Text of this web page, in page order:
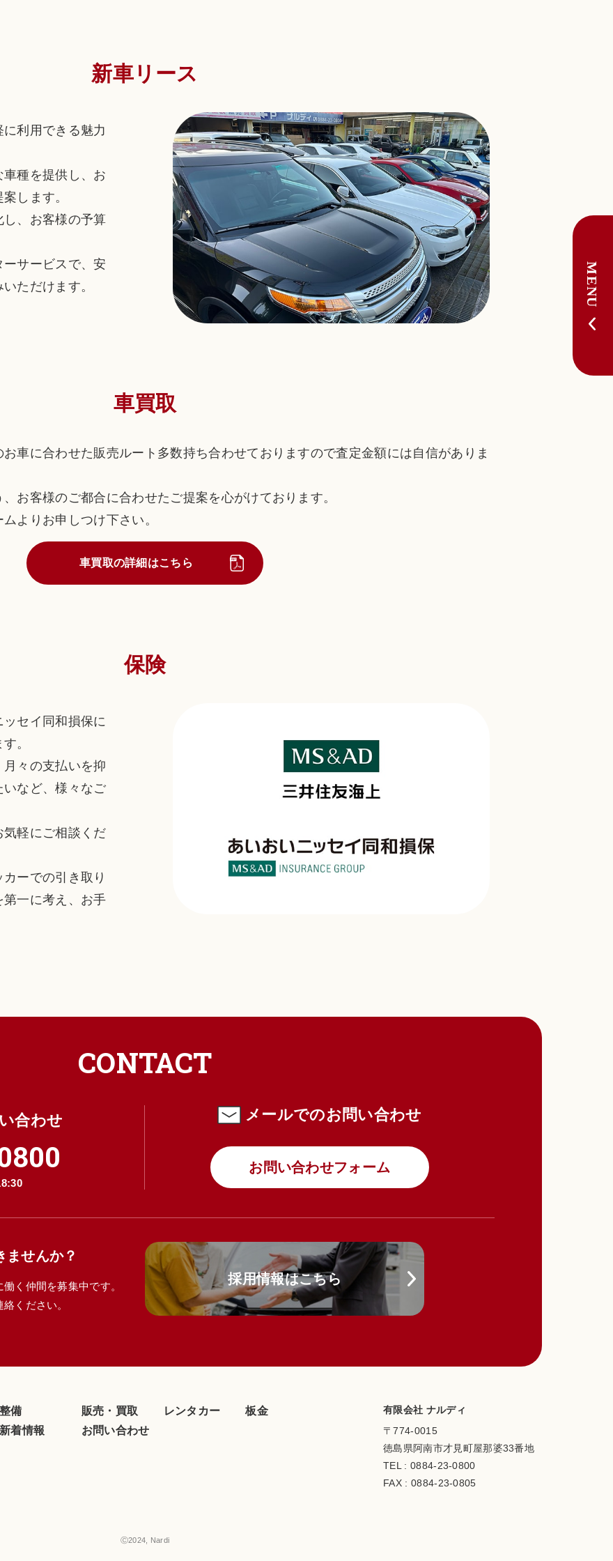
新車リース
利用できる魅力
種を提供し、お
します。
、お客様の予算
サービスで、安
ただけます。
車買取
車に合わせた販売ルート多数持ち合わせておりますので査定金額には自信がありま
お客様のご都合に合わせたご提案を心がけております。
よりお申しつけ下さい。
車買取の詳細はこちら
保険
セイ同和損保に
。
々の支払いを抑
いなど、様々なご
軽にご相談くだ
ーでの引き取り
第一に考え、お手
CONTACT
合わせ メールでのお問い合わせ
お問い合わせフォーム
ませんか？
く仲間を募集中です。
ください。
採用情報はこちら
整備 販売・買取 レンタカー
板金
新着情報 お問い合わせ
有限会社 ナルディ
〒774-0015
徳島県阿南市才見町屋那婆33番地
TEL : 0884-23-0800
FAX : 0884-23-0805
Ⓒ2024, Nardi